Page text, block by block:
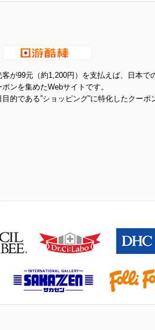
客が99元（約1,200円）を支払えば、日本
ンを集めたWebサイトです。
的である”ショッピング”に特化したクーポ